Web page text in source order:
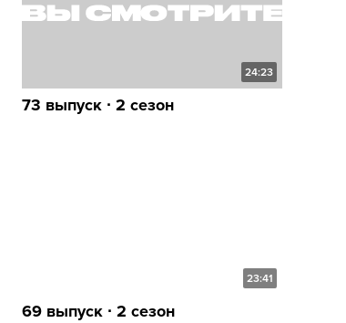
24:23
73 выпуск ∙ 2 сезон
23:41
69 выпуск ∙ 2 сезон